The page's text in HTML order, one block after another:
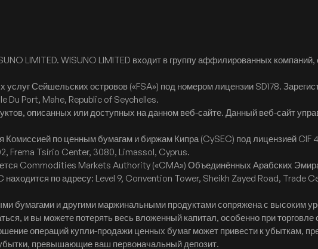
LIMITED. WISUNO LIMITED входит в группу аффилированных
Сейшельских островов («FSA») под номером лицензии SD178.
Du Port, Mahe, Republic of Seychelles.
описанных или доступных на данном веб-сайте. Данный веб-сайт
Комиссией по ценным бумагам и биржам Кипра (CySEC) под лицензией
Frema Tsirio Center, 3080, Limassol, Cyprus.
Commodities Markets Authority («CMA») Объединённых Арабских
находится по адресу: Level 9, Convention Tower, Sheikh Zayed Road, Trade
бумагами и другими маржинальными продуктами сопряжена с высоким
и вы можете потерять весь вложенный капитал, особенно при торговле
операций купли-продажи ценных бумаг может привести к
превышающие ваш первоначальный депозит.